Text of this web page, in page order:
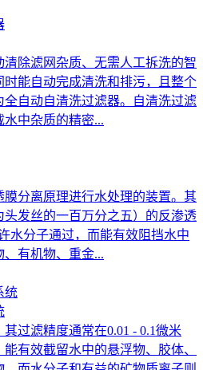
除滤网杂质、无需人工拆洗的智
能自动完成清洗和排污，且整个
自动自清洗过滤器。自清洗过滤
中杂质的精密...
分离原理进行水处理的装置。其
发丝的一百万分之五）的反渗透
水分子通过，而能有效阻挡水中
有机物、重金...
过滤精度通常在0.01 - 0.1微米
有效截留水中的悬浮物、胶体、